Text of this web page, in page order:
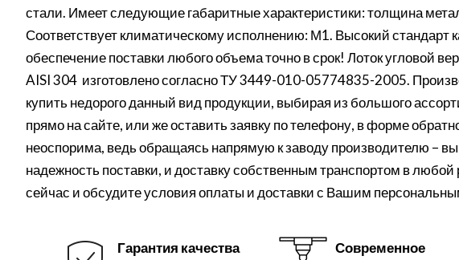
стали. Имеет следующие габаритные характеристики: толщина
Соответствует климатическому исполнению: М1. Высокий стандарт
обеспечение поставки любого объема точно в срок! Лоток угловой
AISI 304 изготовлено согласно ТУ 3449-010-05774835-2005.
купить недорого данный вид продукции, выбирая из большого
прямо на сайте, или же оставить заявку по телефону, в форме
неоспорима, ведь обращаясь напрямую к заводу производителю –
надежность поставки, и доставку собственным транспортом в
сейчас и обсудите условия оплаты и доставки с Вашим
Гарантия качества
Современное